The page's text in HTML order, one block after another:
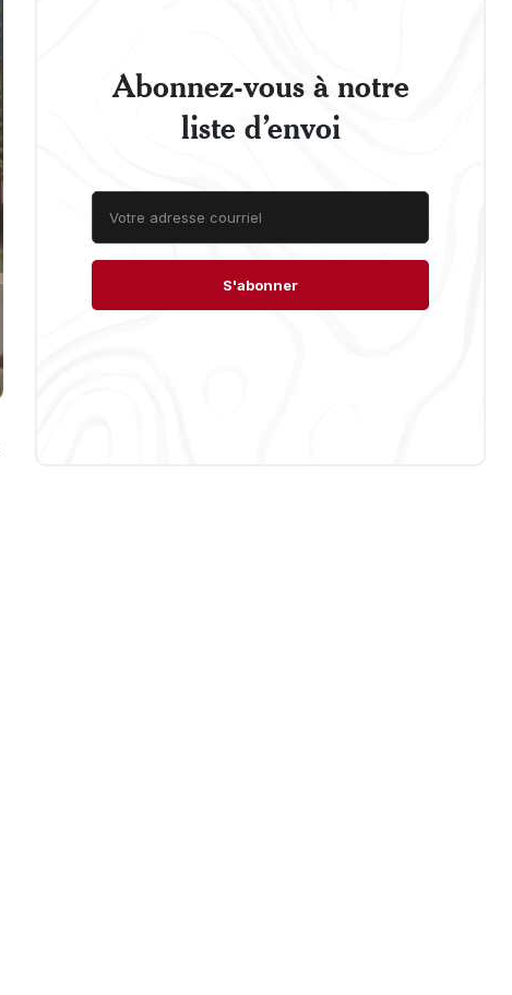
Abonnez-vous à notre
liste d’envoi